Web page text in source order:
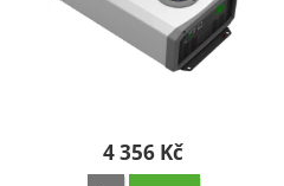
4 356 Kč